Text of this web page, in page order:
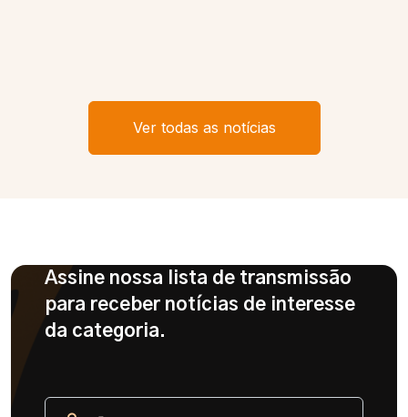
Ver todas as notícias
Assine nossa lista de transmissão
para receber notícias de interesse
da categoria.